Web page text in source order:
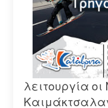
λειτουργία